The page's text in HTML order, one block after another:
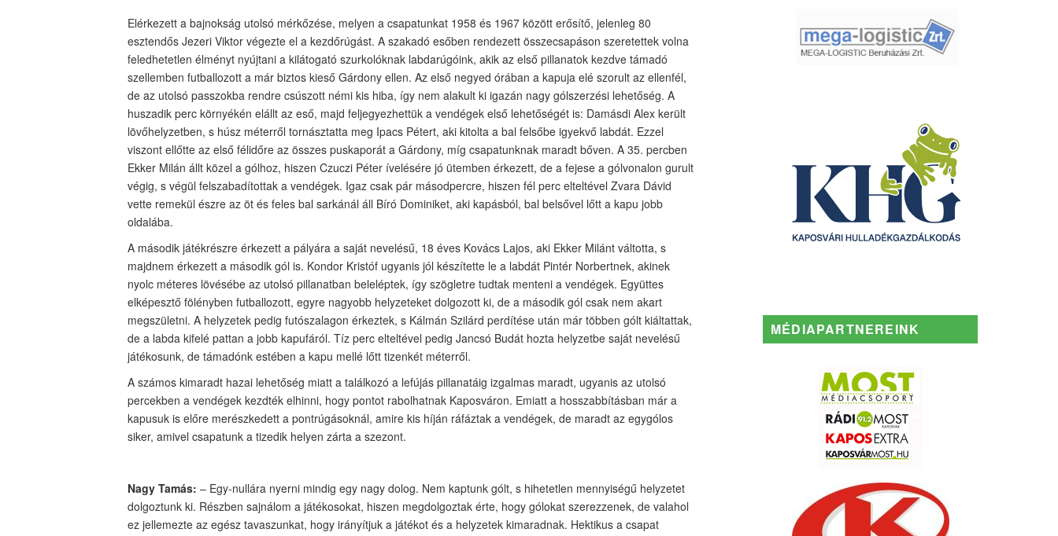
Elérkezett a bajnokság utolsó mérkőzése, melyen a csapatunkat 1958 és 1967 között erősítő, jelenleg 80
esztendős Jezeri Viktor végezte el a kezdőrúgást. A szakadó esőben rendezett összecsapáson szeretettek volna
feledhetetlen élményt nyújtani a kilátogató szurkolóknak labdarúgóink, akik az első pillanatok kezdve támadó
szellemben futballozott a már biztos kieső Gárdony ellen. Az első negyed órában a kapuja elé szorult az ellenfél,
de az utolsó passzokba rendre csúszott némi kis hiba, így nem alakult ki igazán nagy gólszerzési lehetőség. A
huszadik perc környékén elállt az eső, majd feljegyezhettük a vendégek első lehetőségét is: Damásdi Alex került
lövőhelyzetben, s húsz méterről tornásztatta meg Ipacs Pétert, aki kitolta a bal felsőbe igyekvő labdát. Ezzel
viszont ellőtte az első félidőre az összes puskaporát a Gárdony, míg csapatunknak maradt bőven. A 35. percben
Ekker Milán állt közel a gólhoz, hiszen Czuczi Péter ívelésére jó ütemben érkezett, de a fejese a gólvonalon gurult
végig, s végül felszabadítottak a vendégek. Igaz csak pár másodpercre, hiszen fél perc elteltével Zvara Dávid
vette remekül észre az öt és feles bal sarkánál áll Bíró Dominiket, aki kapásból, bal belsővel lőtt a kapu jobb
oldalába.
A második játékrészre érkezett a pályára a saját nevelésű, 18 éves Kovács Lajos, aki Ekker Milánt váltotta, s
majdnem érkezett a második gól is. Kondor Kristóf ugyanis jól készítette le a labdát Pintér Norbertnek, akinek
nyolc méteres lövésébe az utolsó pillanatban beleléptek, így szögletre tudtak menteni a vendégek. Együttes
elképesztő fölényben futballozott, egyre nagyobb helyzeteket dolgozott ki, de a második gól csak nem akart
megszületni. A helyzetek pedig futószalagon érkeztek, s Kálmán Szilárd perdítése után már többen gólt kiáltattak,
de a labda kifelé pattan a jobb kapufáról. Tíz perc elteltével pedig Jancsó Budát hozta helyzetbe saját nevelésű
játékosunk, de támadónk estében a kapu mellé lőtt tizenkét méterről.
A számos kimaradt hazai lehetőség miatt a találkozó a lefújás pillanatáig izgalmas maradt, ugyanis az utolsó
percekben a vendégek kezdték elhinni, hogy pontot rabolhatnak Kaposváron. Emiatt a hosszabbításban már a
kapusuk is előre merészkedett a pontrúgásoknál, amire kis híján ráfáztak a vendégek, de maradt az egygólos
siker, amivel csapatunk a tizedik helyen zárta a szezont.
Nagy Tamás: – Egy-nullára nyerni mindig egy nagy dolog. Nem kaptunk gólt, s hihetetlen mennyiségű helyzetet
dolgoztunk ki. Részben sajnálom a játékosokat, hiszen megdolgoztak érte, hogy gólokat szerezzenek, de valahol
ez jellemezte az egész tavaszunkat, hogy irányítjuk a játékot és a helyzetek kimaradnak. Hektikus a csapat
MÉDIAPARTNEREINK